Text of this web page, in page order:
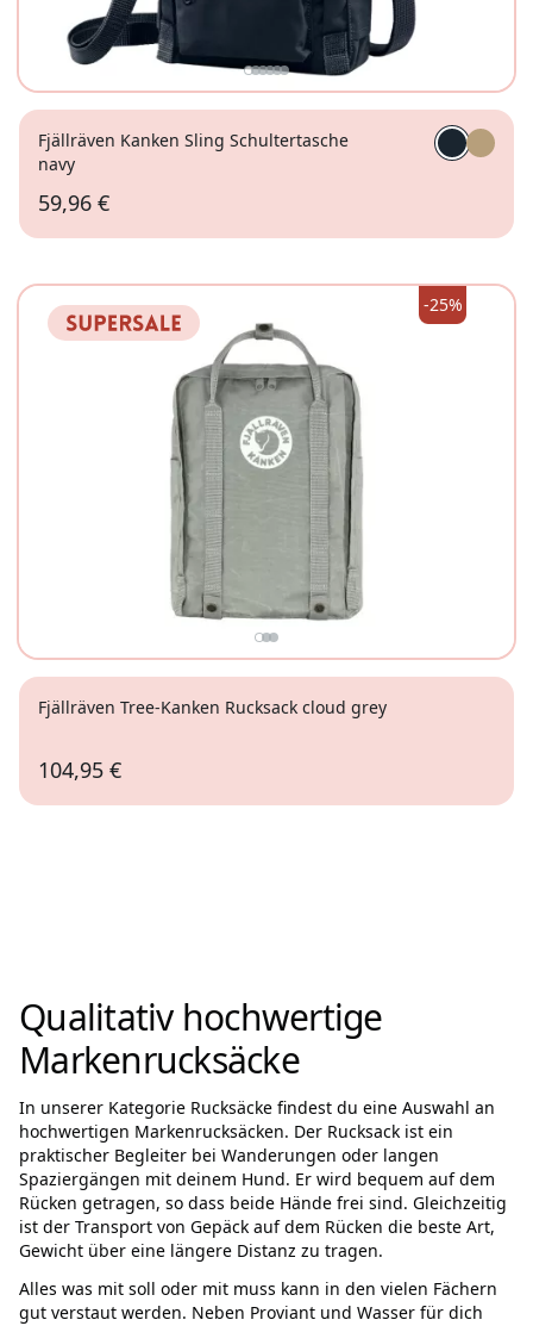
Fjällräven Kanken Sling Schultertasche
navy
59,96 €
-25%
Fjällräven Tree-Kanken Rucksack cloud grey
104,95 €
Qualitativ hochwertige
Markenrucksäcke
In unserer Kategorie Rucksäcke findest du eine Auswahl an
hochwertigen Markenrucksäcken. Der Rucksack ist ein
praktischer Begleiter bei Wanderungen oder langen
Spaziergängen mit deinem Hund. Er wird bequem auf dem
Rücken getragen, so dass beide Hände frei sind. Gleichzeitig
ist der Transport von Gepäck auf dem Rücken die beste Art,
Gewicht über eine längere Distanz zu tragen.
Alles was mit soll oder mit muss kann in den vielen Fächern
gut verstaut werden. Neben Proviant und Wasser für dich